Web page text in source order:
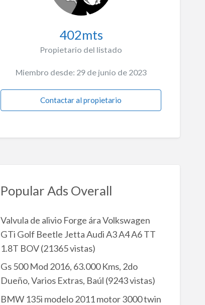
402mts
Propietario del listado
Miembro desde: 29 de junio de 2023
Contactar al propietario
Popular Ads Overall
Valvula de alivio Forge ára Volkswagen
GTi Golf Beetle Jetta Audi A3 A4 A6 TT
1.8T BOV(21365 vistas)
Gs 500 Mod 2016, 63.000 Kms, 2do
Dueño, Varios Extras, Baúl (9243 vistas)
BMW 135i modelo 2011 motor 3000 twin